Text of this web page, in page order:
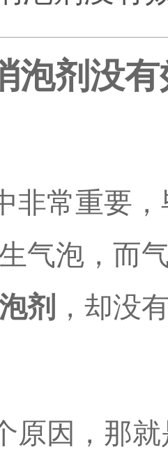
泡剂没有
非常重要
气泡，而
剂 ，却没
原因，那就